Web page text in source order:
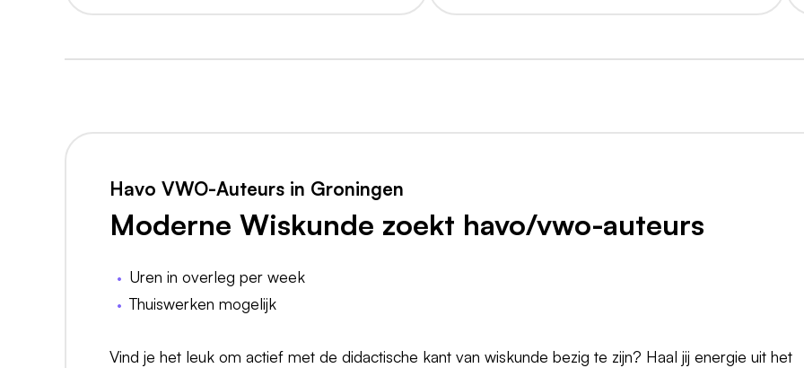
Havo VWO-Auteurs in Groningen
Moderne Wiskunde zoekt havo/vwo-auteurs
Uren in overleg per week
Thuiswerken mogelijk
Vind je het leuk om actief met de didactische kant van wiskunde bezig te zijn? Haal jij energie uit het